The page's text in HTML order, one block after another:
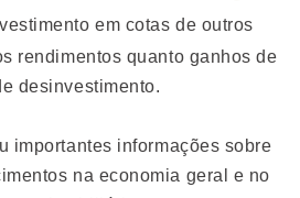
em cotas de outros
rendimentos quanto ganhos de
desinvestimento.
importantes informações sobre
na economia geral e no